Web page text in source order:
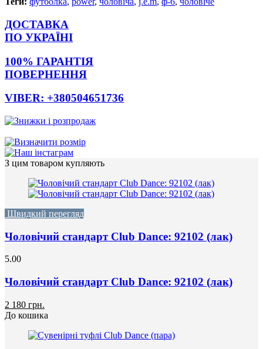
ДОСТАВКА
ПО УКРАЇНІ
100% ГАРАНТІЯ
ПОВЕРНЕННЯ
VIBER: +380504651736
З цим товаром купляють
Швидкий перегляд
Чоловічий стандарт Club Dance: 92102 (лак)
5.00
Чоловічий стандарт Club Dance: 92102 (лак)
2 180 грн.
До кошика